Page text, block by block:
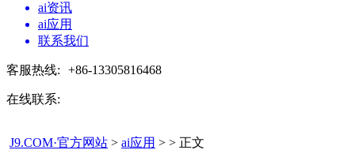
ai资讯
ai应用
联系我们
客服热线: +86-13305816468
在线联系:
J9.COM·官方网站 > ai应用 > > 正文